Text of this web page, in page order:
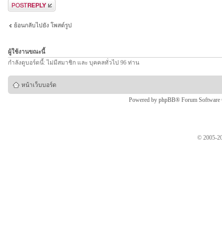
ตอบกระทู้
ย้อนกลับไปยัง โพสต์รูป
ผู้ใช้งานขณะนี้
กำลังดูบอร์ดนี้: ไม่มีสมาชิก และ บุคคลทั่วไป 96 ท่าน
หน้าเว็บบอร์ด
Powered by phpBB® Forum
© 2005-